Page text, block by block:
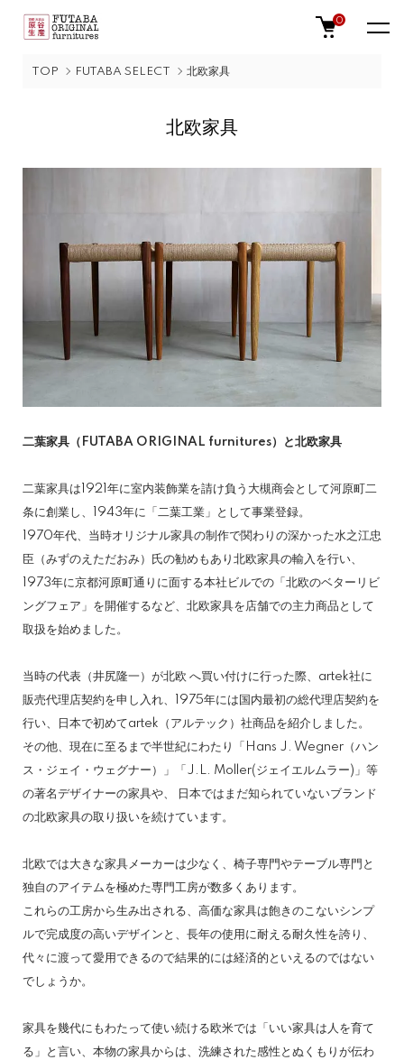
0
TOP FUTABA SELECT 北欧家具
北欧家具
二葉家具（FUTABA ORIGINAL furnitures）と北欧家具
二葉家具は1921年に室内装飾業を請け負う大槻商会として河原町二
条に創業し、1943年に「二葉工業」として事業登録。
1970年代、当時オリジナル家具の制作で関わりの深かった水之江忠
臣（みずのえただおみ）氏の勧めもあり北欧家具の輸入を行い、
1973年に京都河原町通りに面する本社ビルでの「北欧のベターリビ
ングフェア」を開催するなど、北欧家具を店舗での主力商品として
取扱を始めました。
当時の代表（井尻隆一）が北欧 へ買い付けに行った際、artek社に
販売代理店契約を申し入れ、1975年には国内最初の総代理店契約を
行い、日本で初めてartek（アルテック）社商品を紹介しました。
その他、現在に至るまで半世紀にわたり「Hans J. Wegner（ハン
ス・ジェイ・ウェグナー）」「J.L. Moller(ジェイエルムラー)」等
の著名デザイナーの家具や、 日本ではまだ知られていないブランド
の北欧家具の取り扱いを続けています。
北欧では大きな家具メーカーは少なく、椅子専門やテーブル専門と
独自のアイテムを極めた専門工房が数多くあります。
これらの工房から生み出される、高価な家具は飽きのこないシンプ
ルで完成度の高いデザインと、長年の使用に耐える耐久性を誇り、
代々に渡って愛用できるので結果的には経済的といえるのではない
でしょうか。
家具を幾代にもわたって使い続ける欧米では「いい家具は人を育て
る」と言い、本物の家具からは、洗練された感性とぬくもりが伝わ